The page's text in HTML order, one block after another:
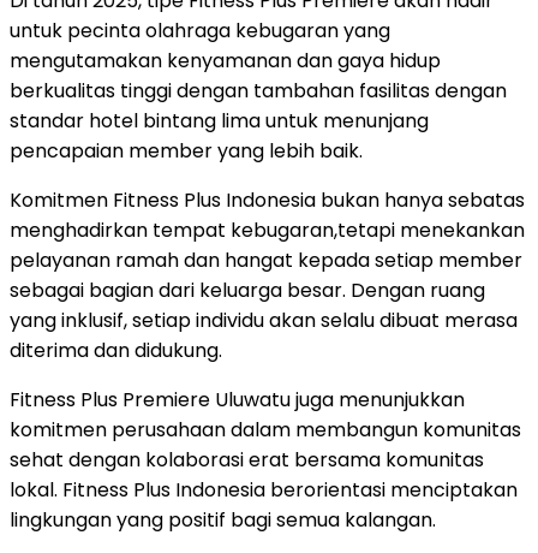
untuk pecinta olahraga kebugaran yang
mengutamakan kenyamanan dan gaya hidup
berkualitas tinggi dengan tambahan fasilitas dengan
standar hotel bintang lima untuk menunjang
pencapaian member yang lebih baik.
Komitmen Fitness Plus Indonesia bukan hanya sebatas
menghadirkan tempat kebugaran,tetapi menekankan
pelayanan ramah dan hangat kepada setiap member
sebagai bagian dari keluarga besar. Dengan ruang
yang inklusif, setiap individu akan selalu dibuat merasa
diterima dan didukung.
Fitness Plus Premiere Uluwatu juga menunjukkan
komitmen perusahaan dalam membangun komunitas
sehat dengan kolaborasi erat bersama komunitas
lokal. Fitness Plus Indonesia berorientasi menciptakan
lingkungan yang positif bagi semua kalangan.